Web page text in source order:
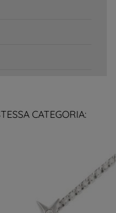
CATEGORIA: